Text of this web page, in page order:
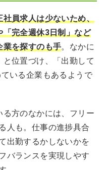
員求人は少ないため、
完全週休3日制」など
業を探すのも手。なかに
位置づけ、「出勤して
いる企業もあるようで
方のなかには、フリー
人も。仕事の進捗具合
出勤するかしないかを
バランスを実現しやす